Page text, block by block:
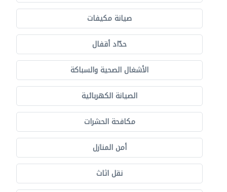
صيانة مكيفات
حدّاد أقفال
الأشغال الصحية والسباكة
الصيانة الكهربائية
مكافحة الحشرات
أمن المنازل
نقل اثاث